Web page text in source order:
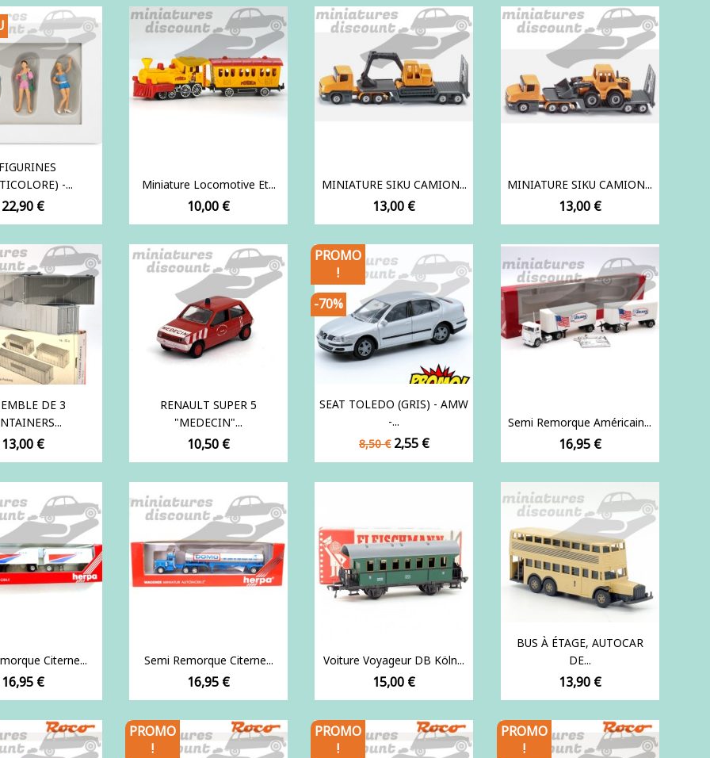
-...
Prix
22,90 €
Miniature Locomotive Et...
Prix
10,00 €
MINIATURE SIKU CAMION...
Prix
13,00 €
MINIATURE SIKU CAMION...
Prix
13,00 €
DE 3
Prix
13,00 €
RENAULT SUPER 5
"MEDECIN"...
Prix
10,50 €
SEAT TOLEDO (GRIS) - AMW
-...
Prix
de
8,50 € Prix
2,55 €
PROMO
!
-70%
Semi Remorque Américain...
Prix
16,95 €
Citerne...
Prix
16,95 €
Semi Remorque Citerne...
Prix
16,95 €
Voiture Voyageur DB Köln...
Prix
15,00 €
BUS À ÉTAGE, AUTOCAR
DE...
Prix
13,90 €
PROMO
!
PROMO
!
PROMO
!